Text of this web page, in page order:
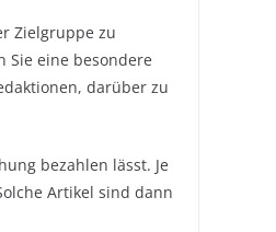
Zielgruppe zu
Sie eine besondere
darüber zu
bezahlen lässt. Je
Artikel sind dann